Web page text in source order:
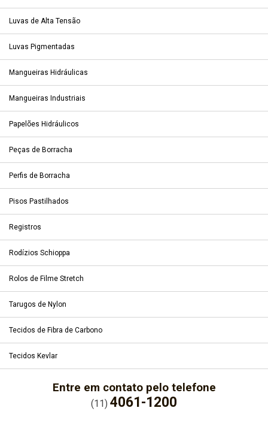
Luvas de Alta Tensão
Luvas Pigmentadas
Mangueiras Hidráulicas
Mangueiras Industriais
Papelões Hidráulicos
Peças de Borracha
Perfis de Borracha
Pisos Pastilhados
Registros
Rodízios Schioppa
Rolos de Filme Stretch
Tarugos de Nylon
Tecidos de Fibra de Carbono
Tecidos Kevlar
Entre em contato pelo telefone
(11) 4061-1200